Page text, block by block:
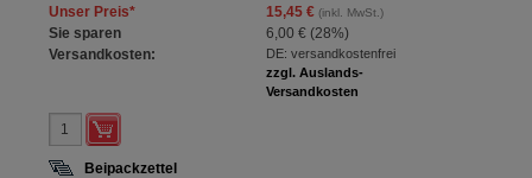
Unser Preis* 15,45 €(inkl. MwSt.)
Sie sparen 6,00 € (28%)
Versandkosten:
DE: versandkostenfrei
zzgl. Auslands-
Versandkosten
Beipackzettel